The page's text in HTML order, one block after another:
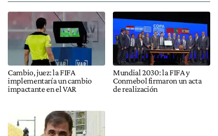
Cambio, juez: la FIFA
implementaría un cambio
impactante en el VAR
Mundial 2030: la FIFA y
Conmebol firmaron un acta
de realización